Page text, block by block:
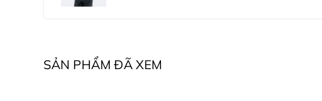
SẢN PHẨM ĐÃ XEM